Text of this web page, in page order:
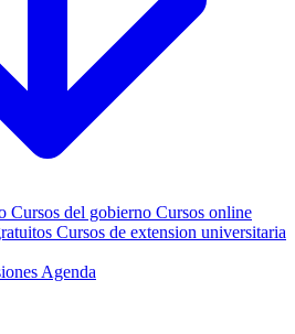
Cursos del gobierno Cursos online
Cursos de extension universitaria
Agenda